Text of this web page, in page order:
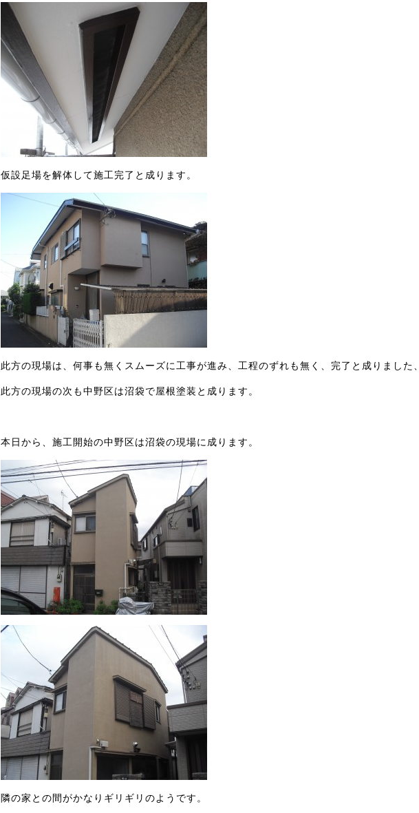
仮設足場を解体して施工完了と成ります。
此方の現場は、何事も無くスムーズに工事が進み、工程のずれも無く、完了と成りました、
此方の現場の次も中野区は沼袋で屋根塗装と成ります。
本日から、施工開始の中野区は沼袋の現場に成ります。
隣の家との間がかなりギリギリのようです。